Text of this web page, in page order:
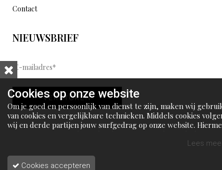
Contact
NIEUWSBRIEF
E
-
m
a
i
l
d
VERSTUREN
Cookies op onze website
Om je goed en persoonlijk van dienst te zijn, maken wij
van cookies en vergelijkbare technieken. Middels cookies
wij en derde partijen jouw surfgedrag op onze website.
Lees
Cookies accepteren